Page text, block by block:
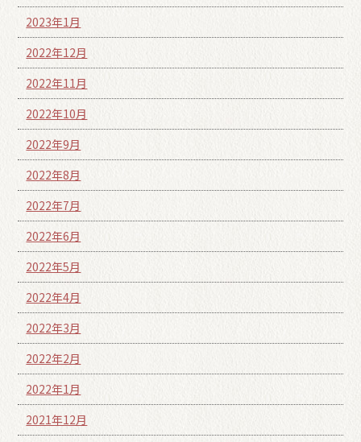
2023年1月
2022年12月
2022年11月
2022年10月
2022年9月
2022年8月
2022年7月
2022年6月
2022年5月
2022年4月
2022年3月
2022年2月
2022年1月
2021年12月